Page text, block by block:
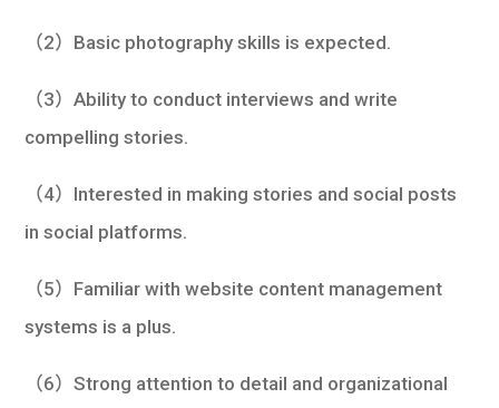
（2）Basic photography skills is expected.
（3）Ability to conduct interviews and write
compelling stories.
（4）Interested in making stories and social posts
in social platforms.
（5）Familiar with website content management
systems is a plus.
（6）Strong attention to detail and organizational